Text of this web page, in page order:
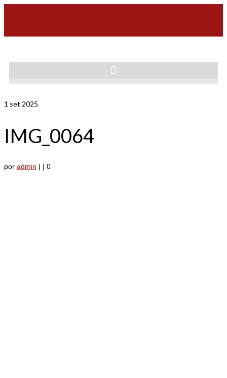
1 set 2025
IMG_0064
por admin | | 0